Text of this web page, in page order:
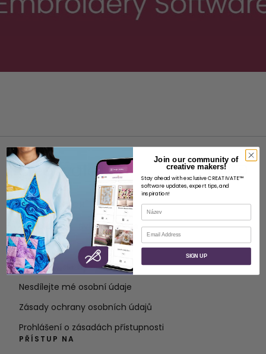
O STRÁNKÁCH
O společnosti SVP Worldwide
Kontakt
Podmínky služby
Nesdílejte mé osobní údaje
Zásady ochrany osobních údajů
Prohlášení o zásadách přístupnosti
PŘÍSTUP NA
Join our community of
creative makers!
Stay ahead with exclusive CREATIVATE™
software updates, expert tips, and
inspiration!
Název
E-mail
SIGN UP